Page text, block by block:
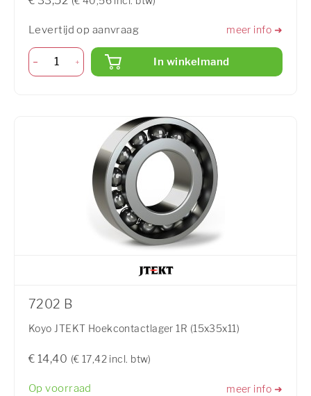
Levertijd op aanvraag meer info ➜
In winkelmand
7202 B
Koyo JTEKT Hoekcontactlager 1R (15x35x11)
€ 14,40 (€ 17,42 incl. btw)
Op voorraad meer info ➜